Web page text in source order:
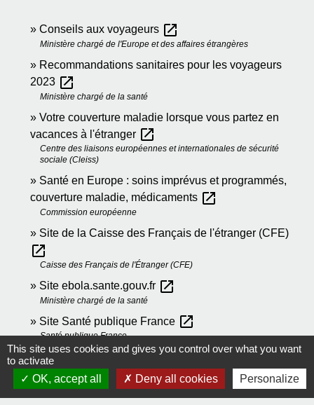
Conseils aux voyageurs open_in_new
Ministère chargé de l'Europe et des affaires étrangères
Recommandations sanitaires pour les voyageurs
2023 open_in_new
Ministère chargé de la santé
Votre couverture maladie lorsque vous partez en
vacances à l'étranger open_in_new
Centre des liaisons européennes et internationales de sécurité
sociale (Cleiss)
Santé en Europe : soins imprévus et programmés,
couverture maladie, médicaments open_in_new
Commission européenne
Site de la Caisse des Français de l'étranger (CFE)
open_in_new
Caisse des Français de l'Étranger (CFE)
Site ebola.sante.gouv.fr open_in_new
Ministère chargé de la santé
Site Santé publique France open_in_new
Santé publique France
Signaler une erreur sur cette page
This site uses cookies and gives you control over what you want
to activate
OK, accept all
Deny all cookies Personalize